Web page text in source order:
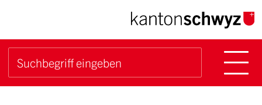
Navigieren im Kanton
Schnellnavigation
Suchbegriff